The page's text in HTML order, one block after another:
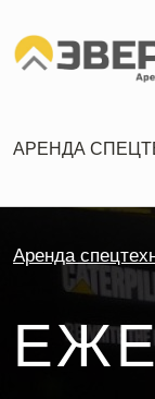
АРЕНДА
Аренда